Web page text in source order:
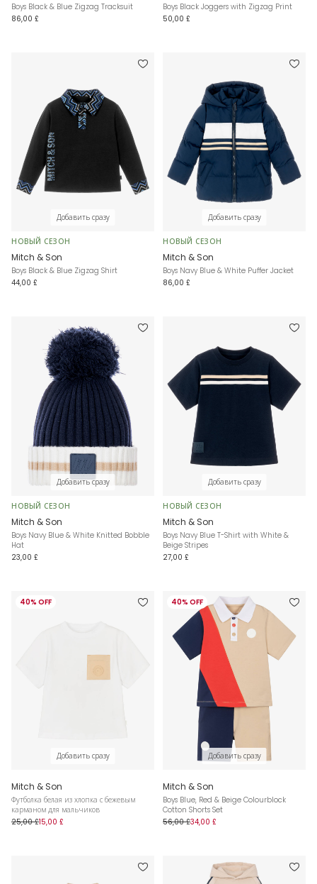
Boys Black & Blue Zigzag Tracksuit
86,00 £
Boys Black Joggers with Zigzag Print
50,00 £
Добавить сразу
НОВЫЙ СЕЗОН
Mitch & Son
Boys Black & Blue Zigzag Shirt
44,00 £
Добавить сразу
НОВЫЙ СЕЗОН
Mitch & Son
Boys Navy Blue & White Puffer Jacket
86,00 £
Добавить сразу
НОВЫЙ СЕЗОН
Mitch & Son
Boys Navy Blue & White Knitted Bobble
Hat
23,00 £
Добавить сразу
НОВЫЙ СЕЗОН
Mitch & Son
Boys Navy Blue T-Shirt with White &
Beige Stripes
27,00 £
40% OFF
Добавить сразу
Mitch & Son
Футболка белая из хлопка с бежевым
карманом для мальчиков
25,00 £15,00 £
40% OFF
Добавить сразу
Mitch & Son
Boys Blue, Red & Beige Colourblock
Cotton Shorts Set
56,00 £34,00 £